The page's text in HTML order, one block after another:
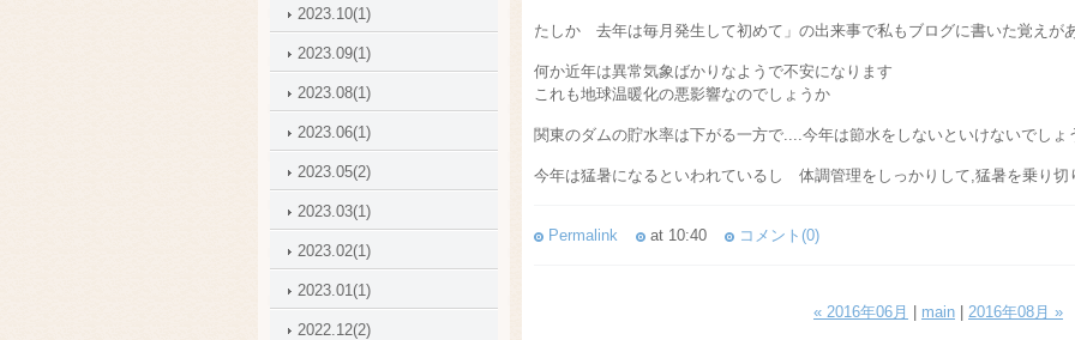
たしか 去年は毎月発生して初めて」の出来事で私もブログに書いた覚えが
何か近年は異常気象ばかりなようで不安になります
これも地球温暖化の悪影響なのでしょうか
関東のダムの貯水率は下がる一方で....今年は節水をしないといけないでしょ
今年は猛暑になるといわれているし 体調管理をしっかりして,猛暑を乗り切
Permalink at 10:40 コメント(0)
« 2016年06月 main 2016年08月 »
2023.10(1)
2023.09(1)
2023.08(1)
2023.06(1)
2023.05(2)
2023.03(1)
2023.02(1)
2023.01(1)
2022.12(2)